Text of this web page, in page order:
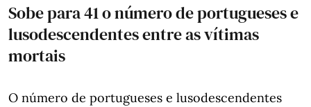
Sobe para 41 o número de portugueses e
lusodescendentes entre as vítimas
mortais
O número de portugueses e lusodescendentes